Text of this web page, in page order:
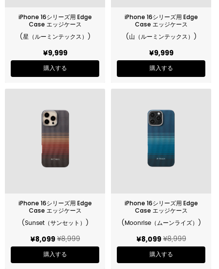
iPhone 16シリーズ用 Edge
Case エッジケース
(星（ルーミンテックス）)
¥9,999
購入する
iPhone 16シリーズ用 Edge
Case エッジケース
(山（ルーミンテックス）)
¥9,999
購入する
iPhone 16シリーズ用 Edge
Case エッジケース
(Sunset（サンセット）)
¥8,099 ¥8,999
購入する
iPhone 16シリーズ用 Edge
Case エッジケース
(Moonrise（ムーンライズ）)
¥8,099 ¥8,999
購入する